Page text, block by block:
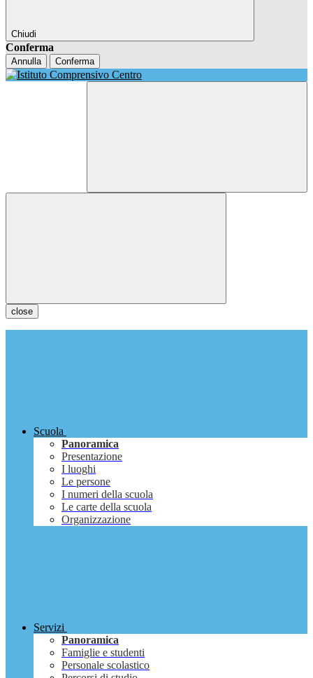
Chiudi
Conferma
Annulla Conferma
close
Scuola
Panoramica
Presentazione
I luoghi
Le persone
I numeri della scuola
Le carte della scuola
Organizzazione
Servizi
Panoramica
Famiglie e studenti
Personale scolastico